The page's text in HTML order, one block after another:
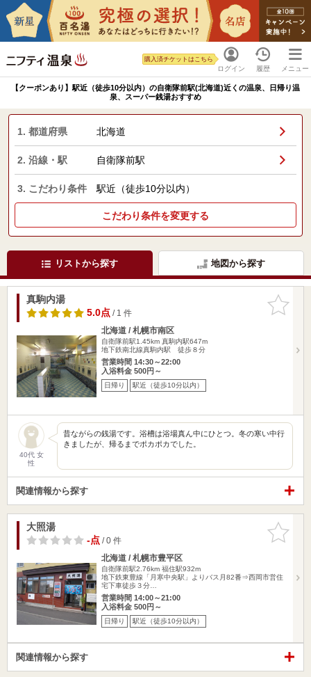
ログイン
購入済チケットはこちら
履歴 メニュー
【クーポンあり】駅近（徒歩10分以内）の自衛隊前駅(北海道)近くの温泉、日帰り温
泉、スーパー銭湯おすすめ
1. 都道府県 北海道
2. 沿線・駅 自衛隊前駅
3. こだわり条件 駅近（徒歩10分以内）
こだわり条件を変更する
リストから探す 地図から探す
お気に入
りに追加
真駒内湯
5.0点/ 1 件
北海道 / 札幌市南区
自衛隊前駅1.45km 真駒内駅647m
地下鉄南北線真駒内駅 徒歩８分
営業時間 14:30～22:00
入浴料金 500円～
日帰り 駅近（徒歩10分以内）
40代 女
性
昔ながらの銭湯です。浴槽は浴場真ん中にひとつ。冬の寒い中行
きましたが、帰るまでポカポカでした。
関連情報から探す
お気に入
りに追加
大照湯
-点/ 0 件
北海道 / 札幌市豊平区
自衛隊前駅2.76km 福住駅932m
地下鉄東豊線「月寒中央駅」よりバス月82番⇒西岡市営住
宅下車徒歩３分…
営業時間 14:00～21:00
入浴料金 500円～
日帰り 駅近（徒歩10分以内）
関連情報から探す